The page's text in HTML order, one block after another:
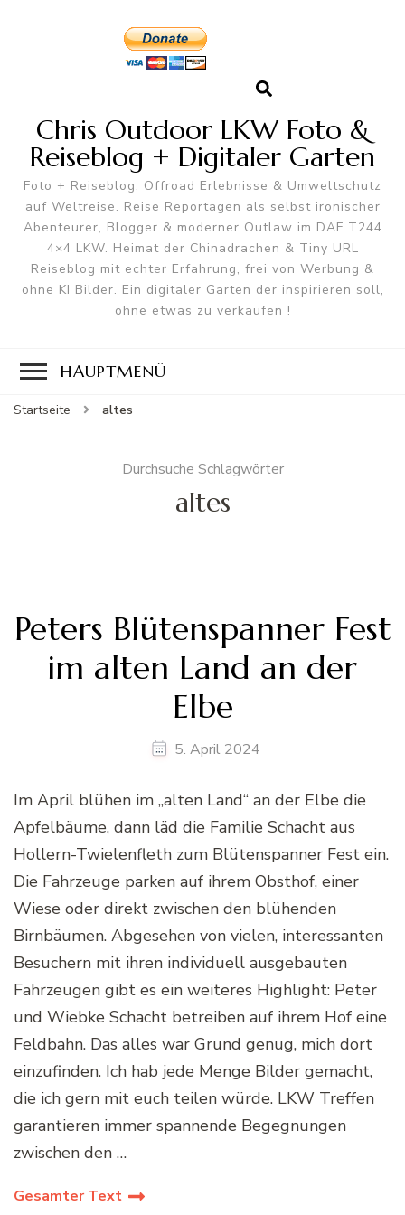
Chris Outdoor LKW Foto &
Reiseblog + Digitaler Garten
Foto + Reiseblog, Offroad Erlebnisse & Umweltschutz
auf Weltreise. Reise Reportagen als selbst ironischer
Abenteurer, Blogger & moderner Outlaw im DAF T244
4×4 LKW. Heimat der Chinadrachen & Tiny URL
Reiseblog mit echter Erfahrung, frei von Werbung &
ohne KI Bilder. Ein digitaler Garten der inspirieren soll,
ohne etwas zu verkaufen !
HAUPTMENÜ
Startseite altes
Durchsuche Schlagwörter
altes
Peters Blütenspanner Fest
im alten Land an der
Elbe
5. April 2024
Im April blühen im „alten Land“ an der Elbe die
Apfelbäume, dann läd die Familie Schacht aus
Hollern-Twielenfleth zum Blütenspanner Fest ein.
Die Fahrzeuge parken auf ihrem Obsthof, einer
Wiese oder direkt zwischen den blühenden
Birnbäumen. Abgesehen von vielen, interessanten
Besuchern mit ihren individuell ausgebauten
Fahrzeugen gibt es ein weiteres Highlight: Peter
und Wiebke Schacht betreiben auf ihrem Hof eine
Feldbahn. Das alles war Grund genug, mich dort
einzufinden. Ich hab jede Menge Bilder gemacht,
die ich gern mit euch teilen würde. LKW Treffen
garantieren immer spannende Begegnungen
zwischen den …
Gesamter Text